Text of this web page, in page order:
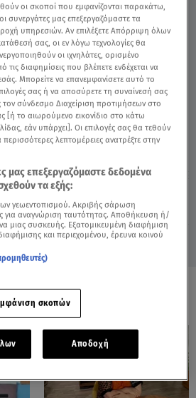
ΑΣΤΡΟΛΟΓΙΚΕΣ ΠΡΟΒΛΕΨΕΙΣ
ΖΩΔΙΑ ΑΣΗ ΜΠΗΛΙΟΥ
οι σκοποί που εμφανίζονται παρακάτω,
συνεργάτες μας επεξεργαζόμαστε τα
υπηρεσιών. Αν επιλέξετε Απόρριψη όλων
σας, οι εν λόγω τεχνολογίες θα
οι ιχνηλάτες, ορισμένο
τις διαφημίσεις που βλέπετε ενδέχεται να
Μπορείτε να επανεμφανίσετε αυτό το
σας ή να αποσύρετε τη συναίνεσή σας
σύνδεσμο Διαχείριση προτιμήσεων στο
[ή το αιωρούμενο εικονίδιο στο κάτω
εάν υπάρχει]. Οι επιλογές σας θα τεθούν
λεπτομέρειες ανατρέξτε στην
μας επεξεργαζόμαστε δεδομένα
τα εξής:
γεωεντοπισμού. Ακριβής σάρωση
για αναγνώριση ταυτότητας. Αποθήκευση ή/
μιας συσκευής. Εξατομικευμένη διαφήμιση
και περιεχομένου, έρευνα κοινού
σκοπών
Αποδοχή